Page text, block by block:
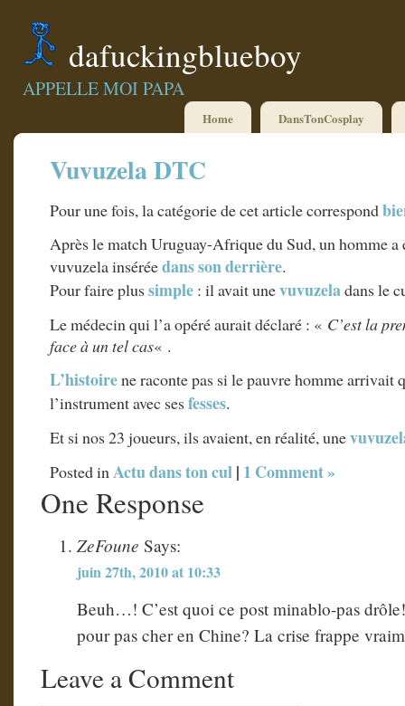
dafuckingblueboy
APPELLE MOI PAPA
Home DansTonCosplay
Vuvuzela DTC
Pour une fois, la catégorie de cet article correspond
Après le match Uruguay-Afrique du Sud, un homme
vuvuzela inséréedans son derrière.
Pour faire plussimple : il avait unevuvuzeladans le
Le médecin qui l’a opéré aurait déclaré : « C’est la
face à un tel cas« .
L’histoirene raconte pas si le pauvre homme arrivait
l’instrument avec sesfesses.
Et si nos 23 joueurs, ils avaient, en réalité, une
Posted inActu dans ton cul| 1 Comment »
One Response
ZeFoune Says:
juin 27th, 2010 at 10:33
Beuh…! C’est quoi ce post minablo-pas
pour pas cher en Chine? La crise frappe
Leave a Comment